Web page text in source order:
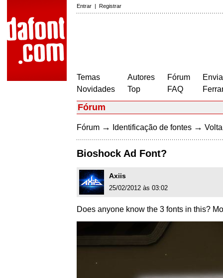
Entrar | Registrar
Temas
Novidades
Autores
Top
Fórum
FAQ
Fórum
Fórum → Identificação de fontes →
Bioshock Ad Font?
Axiis
25/02/2012 às 03:02
Does anyone know the 3 fonts in this?